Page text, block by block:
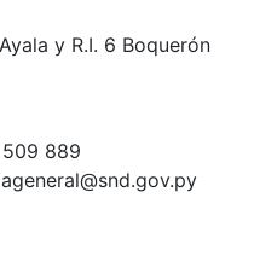
y R.I. 6 Boquerón
509 889